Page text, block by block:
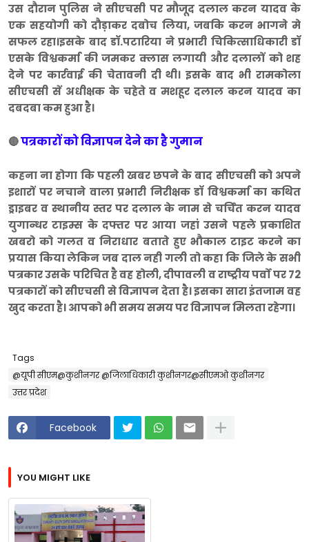
उस दौरान पुलिस ने सीएचसी पर मौजूद दलाल करन यादव के
एक सहयोगी को दौड़ाकर दबोच लिया, जबकि करन भागने मे
सफल रहा।इसके बाद डाॅ.पटारिया ने प्रभारी चिकित्साधिकारी डाॅ
एसके विश्वकर्मा की जमकर क्लास लगायी और दलालों को शह
देने पर कार्रवाई की चेतावनी दी थी। इसके बाद भी रामकोला
सीएचसी सें अधीक्षक के चहेते व मशहूर दलाल करन यादव का
दबदबा कम हुआ है।
🔴पत्रकारों को विज्ञापन देने का है गुमान
कहना ना होगा कि पहली खबर छपने के बाद सीएचसी को अपने
इशारों पर नचाने वाला प्रभारी निरीक्षक डाॅ विश्वकर्मा का कथित
ड्राइबर व स्थानीय स्तर पर दलाल के नाम से चर्चित करन यादव
युगान्धर टाइम्स के दफ्तर पर आया जहां उसने पहले प्रकाशित
खबरो को गलत व निराधार बताते हुए भौकाल टाइट करने का
प्रयास किया लेकिन जब दाल नही गली तो कहा कि जिले के सभी
पत्रकार उसके परिचित है वह होली, दीपावली व राष्ट्रीय पर्वो पर 72
पत्रकारों को सीएचसी से विज्ञापन देता है। इसका सारा इंतजाम वह
खुद करता है। आपको भी समय समय पर विज्ञापन मिलता रहेगा।
Tags
@यूपी सीएम@कुशीनगर @जिलाधिकारी कुशीनगर@सीएमओ कुशीनगर
उत्तर प्रदेश
Facebook
YOU MIGHT LIKE